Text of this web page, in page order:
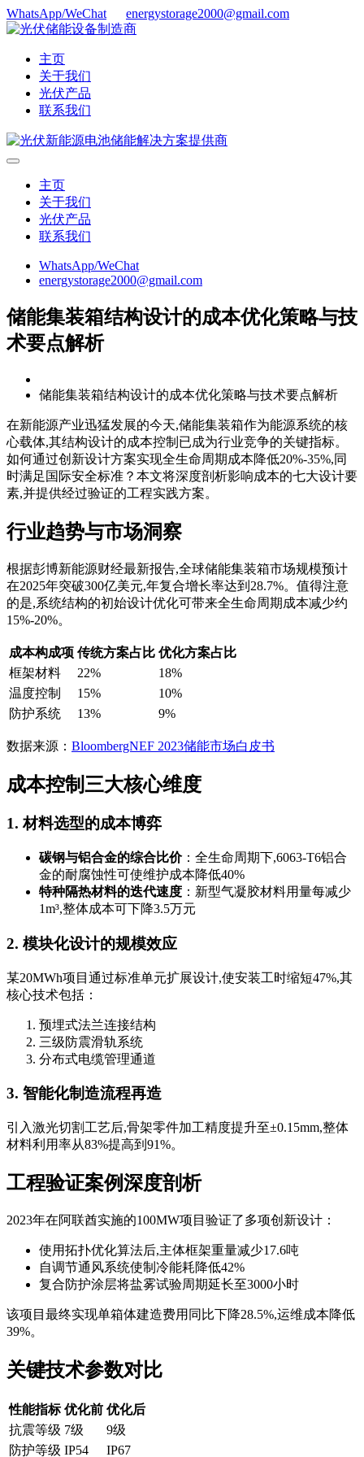
WhatsApp/WeChat energystorage2000@gmail.com
主页
关于我们
光伏产品
联系我们
主页
关于我们
光伏产品
联系我们
WhatsApp/WeChat
energystorage2000@gmail.com
储能集装箱结构设计的成本优化策略与技
术要点解析
储能集装箱结构设计的成本优化策略与技术要点解析
在新能源产业迅猛发展的今天,储能集装箱作为能源系统的核
心载体,其结构设计的成本控制已成为行业竞争的关键指标。
如何通过创新设计方案实现全生命周期成本降低20%-35%,同
时满足国际安全标准？本文将深度剖析影响成本的七大设计要
素,并提供经过验证的工程实践方案。
行业趋势与市场洞察
根据彭博新能源财经最新报告,全球储能集装箱市场规模预计
在2025年突破300亿美元,年复合增长率达到28.7%。值得注意
的是,系统结构的初始设计优化可带来全生命周期成本减少约
15%-20%。
成本构成项 传统方案占比 优化方案占比
框架材料
22%
18%
温度控制
15%
10%
防护系统
13% 9%
数据来源： BloombergNEF 2023储能市场白皮书
成本控制三大核心维度
1. 材料选型的成本博弈
碳钢与铝合金的综合比价：全生命周期下,6063-T6铝合
金的耐腐蚀性可使维护成本降低40%
特种隔热材料的迭代速度 ：新型气凝胶材料用量每减少
1m³,整体成本可下降3.5万元
2. 模块化设计的规模效应
某20MWh项目通过标准单元扩展设计,使安装工时缩短47%,其
核心技术包括：
预埋式法兰连接结构
三级防震滑轨系统
分布式电缆管理通道
3. 智能化制造流程再造
引入激光切割工艺后,骨架零件加工精度提升至±0.15mm,整体
材料利用率从83%提高到91%。
工程验证案例深度剖析
2023年在阿联酋实施的100MW项目验证了多项创新设计：
使用拓扑优化算法后,主体框架重量减少17.6吨
自调节通风系统使制冷能耗降低42%
复合防护涂层将盐雾试验周期延长至3000小时
该项目最终实现单箱体建造费用同比下降28.5%,运维成本降低
39%。
关键技术参数对比
性能指标 优化前 优化后
抗震等级 7级
9级
防护等级 IP54 IP67